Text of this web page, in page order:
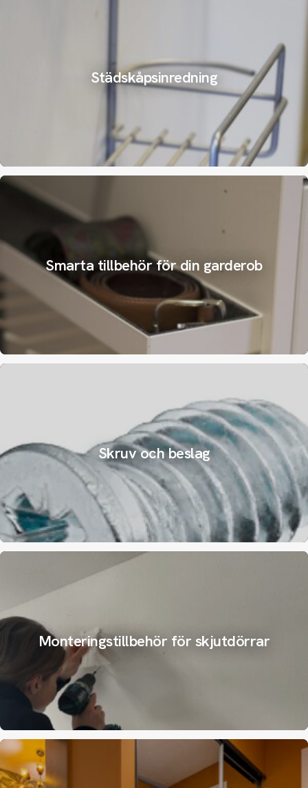
Städskåpsinredning
Smarta tillbehör för din garderob
Skruv och beslag
Monteringstillbehör för skjutdörrar